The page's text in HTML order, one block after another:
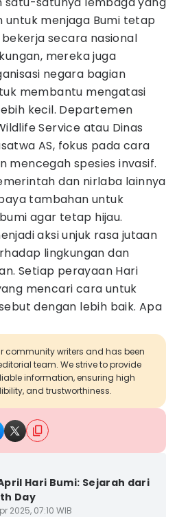
untuk menjaga Bumi tetap
bekerja secara nasional
mereka juga
negara bagian
membantu mengatasi
kecil. Departemen
Service atau Dinas
AS, fokus pada cara
mencegah spesies invasif.
dan nirlaba lainnya
tambahan untuk
agar tetap hijau.
aksi unjuk rasa jutaan
lingkungan dan
Setiap perayaan Hari
mencari cara untuk
dengan lebih baik. Apa
community writers and has been
team. We strive to provide
information, ensuring high
and trustworthiness.
Hari Bumi: Sejarah dari
Day
2025, 07:10 WIB